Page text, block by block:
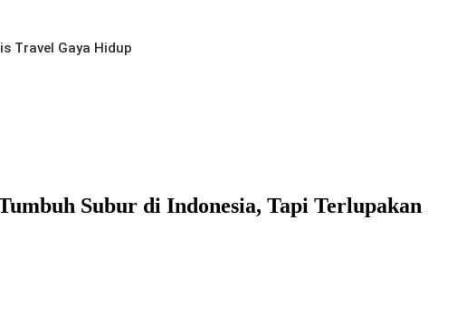
Travel Gaya Hidup
Subur di Indonesia, Tapi Terlupakan